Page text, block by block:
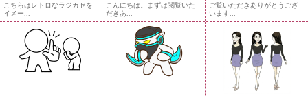
こちらはレトロなラジカセを
イメー...
こんにちは。まずは閲覧いた
だきあ...
ご覧いただきありがとうござ
います...